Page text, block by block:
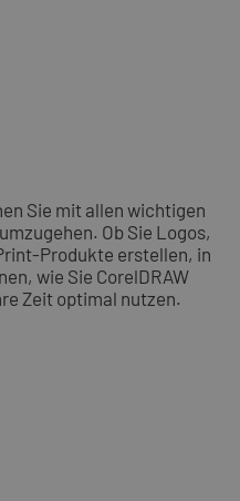
Sie mit allen wichtigen
Ob Sie Logos,
Produkte erstellen, in
wie Sie CorelDRAW
Zeit optimal nutzen.